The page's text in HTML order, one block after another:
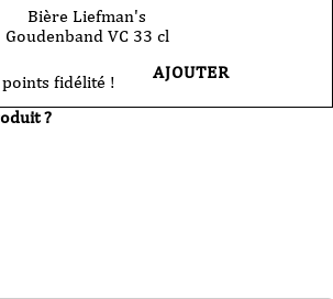
Bière Liefman's
Goudenband VC 33 cl
points fidélité ! AJOUTER
?